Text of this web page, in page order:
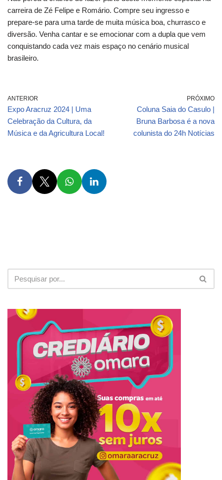
carreira de Zé Felipe e Romário. Compre seu ingresso e
prepare-se para uma tarde de muita música boa, churrasco e
diversão. Venha cantar e se emocionar com a dupla que vem
conquistando cada vez mais espaço no cenário musical
brasileiro.
ANTERIOR
Expo Aracruz 2024 | Uma
Celebração da Cultura, da
Música e da Agricultura Local!
PRÓXIMO
Coluna Saia do Casulo |
Bruna Barbosa é a nova
colunista do 24h Notícias